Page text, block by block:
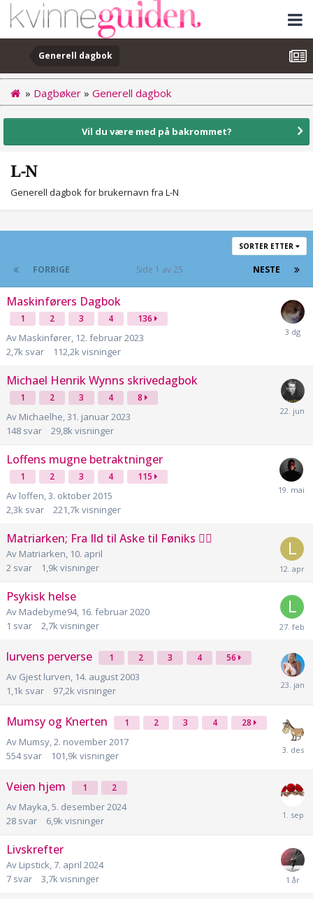
Generell dagbok
» Dagbøker » Generell dagbok
Vil du være med på bakrommet?
L-N
Generell dagbok for brukernavn fra L-N
SORTER ETTER
FORRIGE NESTE
Side 1 av 25
Maskinførers Dagbok
1 2 3 4 136
Av Maskinfører, 12. februar 2023
2,7k svar 112,2kvisninger
Michael Henrik Wynns skrivedagbok
1 2 3 4 8
Av Michaelhe,31. januar 2023
148 svar 29,8kvisninger
Loffens mugne betraktninger
1 2 3 4 115
Av loffen,3. oktober 2015
2,3k svar 221,7kvisninger
Matriarken; Fra Ild til Aske til Føniks 🐦‍🔥
Av Matriarken, 10. april
2 svar 1,9kvisninger
Psykisk helse
Av Madebyme94, 16. februar 2020
1 svar 2,7kvisninger
lurvens perverse 1 2 3 4 56
Av Gjest lurven, 14. august 2003
1,1k svar 97,2kvisninger
Mumsy og Knerten 1 2 3 4 28
Av Mumsy,2. november 2017
554 svar 101,9kvisninger
Veien hjem 1 2
Av Mayka,5. desember 2024
28 svar 6,9kvisninger
Livskrefter
Av Lipstick,7. april 2024
7 svar 3,7kvisninger